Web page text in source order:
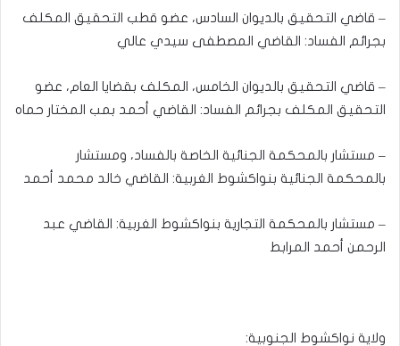
– قاضي التحقيق بالديوان السادس، عضو قطب التحقيق المكلف
بجرائم الفساد: القاضي المصطفى سيدي عالي
– قاضي التحقيق بالديوان الخامس، المكلف بقضايا العام، عضو
التحقيق المكلف بجرائم الفساد: القاضي أحمد بمب المختار حماه
– مستشار بالمحكمة الجنائية الخاصة بالفساد، ومستشار
بالمحكمة الجنائية بنواكشوط الغربية: القاضي خالد محمد أحمد
– مستشار بالمحكمة التجارية بنواكشوط الغربية: القاضي عبد
الرحمن أحمد المرابط
ولاية نواكشوط الجنوبية: